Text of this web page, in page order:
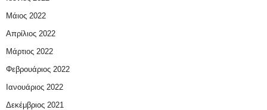
Μάιος 2022
Απρίλιος 2022
Μάρτιος 2022
Φεβρουάριος 2022
Ιανουάριος 2022
Δεκέμβριος 2021